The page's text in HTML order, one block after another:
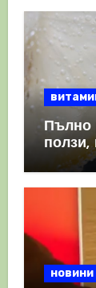
Пълно
ползи,
новини